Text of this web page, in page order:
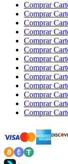
Comprar
Comprar
Comprar
Comprar
Comprar
Comprar
Comprar
Comprar
Comprar
Comprar
Comprar
Comprar
Comprar